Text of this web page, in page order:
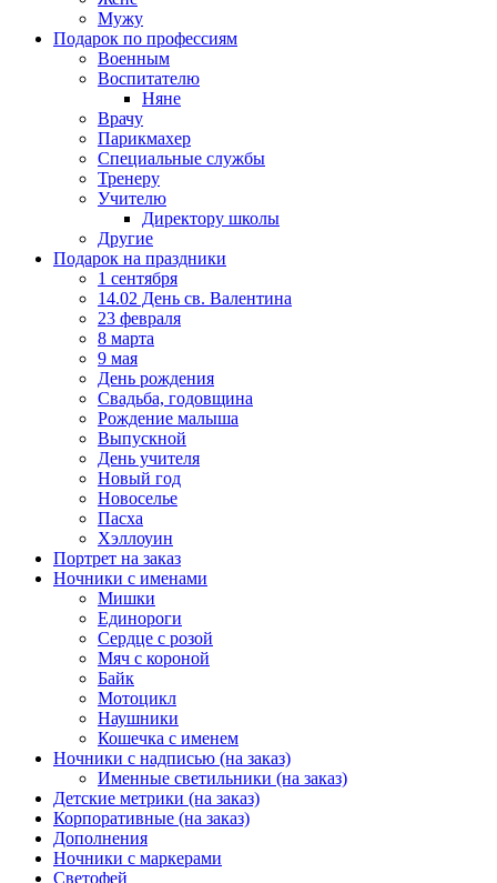
Мужу
Подарок по профессиям
Военным
Воспитателю
Няне
Врачу
Парикмахер
Специальные службы
Тренеру
Учителю
Директору школы
Другие
Подарок на праздники
1 сентября
14.02 День св. Валентина
23 февраля
8 марта
9 мая
День рождения
Свадьба, годовщина
Рождение малыша
Выпускной
День учителя
Новый год
Новоселье
Пасха
Хэллоуин
Портрет на заказ
Ночники с именами
Мишки
Единороги
Сердце с розой
Мяч с короной
Байк
Мотоцикл
Наушники
Кошечка с именем
Ночники с надписью (на заказ)
Именные светильники (на заказ)
Детские метрики (на заказ)
Корпоративные (на заказ)
Дополнения
Ночники с маркерами
Светофей